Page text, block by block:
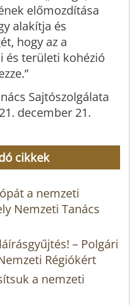
előmozdítása
alakítja és
hogy az a
és területi kohézió
Sajtószolgálata
december 21.
cikkek
a nemzeti
Nemzeti Tanács
– Polgári
Régiókért
a nemzeti